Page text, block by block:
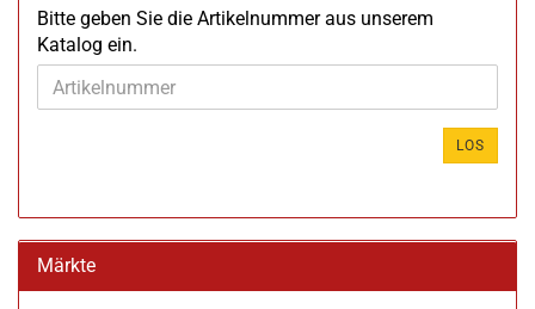
BITTE
GEBEN
SIE
DIE
Bitte geben Sie die Artikelnummer aus unserem
Katalog ein.
LOS
Märkte